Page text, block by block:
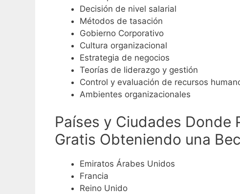
Decisión de nivel salarial
Métodos de tasación
Gobierno Corporativo
Cultura organizacional
Estrategia de negocios
Teorías de liderazgo y gestión
Control y evaluación de recursos
Ambientes organizacionales
Países y Ciudades Donde
Gratis Obteniendo una
Emiratos Árabes Unidos
Francia
Reino Unido